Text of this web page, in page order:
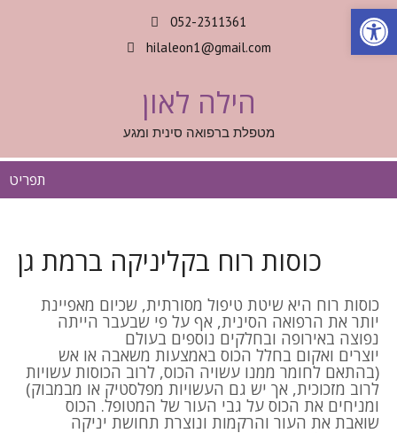
052-2311361
hilaleon1@gmail.com
הילה לאון
מטפלת ברפואה סינית ומגע
תפריט
כוסות רוח בקליניקה ברמת גן
כוסות רוח היא שיטת טיפול מסורתית, שכיום מאפיינת
יותר את הרפואה הסינית, אף על פי שבעבר הייתה
נפוצה באירופה ובחלקים נוספים בעולם
יוצרים ואקום בחלל הכוס באמצעות משאבה או אש
(בהתאם לחומר ממנו עשויה הכוס, לרוב הכוסות עשויות
לרוב מזכוכית, אך יש גם העשויות מפלסטיק או מבמבוק)
ומניחים את הכוס על גבי העור של המטופל. הכוס
שואבת את העור והרקמות ונוצרת תחושת יניקה